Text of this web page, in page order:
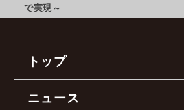
で実現～
トップ
ニュース